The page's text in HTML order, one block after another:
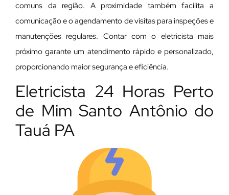
comuns da região. A proximidade também facilita a
comunicação e o agendamento de visitas para inspeções e
manutenções regulares. Contar com o eletricista mais
próximo garante um atendimento rápido e personalizado,
proporcionando maior segurança e eficiência.
Eletricista 24 Horas Perto
de Mim Santo Antônio do
Tauá PA